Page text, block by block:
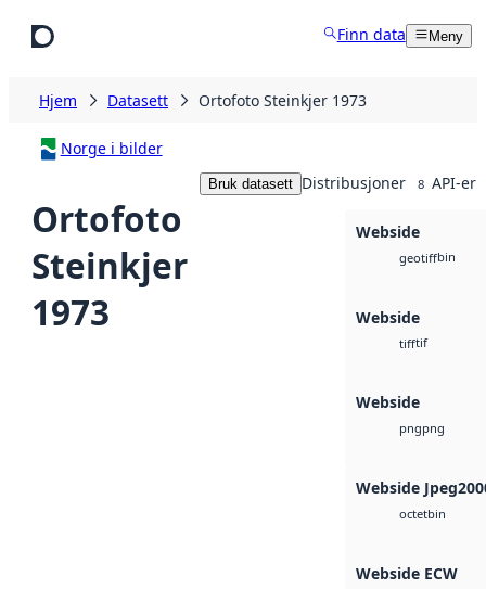
Finn data Meny
Hjem Datasett Ortofoto Steinkjer 1973
Norge i bilder
Ortofoto
Steinkjer
1973
Bruk datasett Distribusjoner 8 API-er
Webside
geotiffbin
Webside
tifftif
Webside
pngpng
Webside
octetbin
Webside ECW